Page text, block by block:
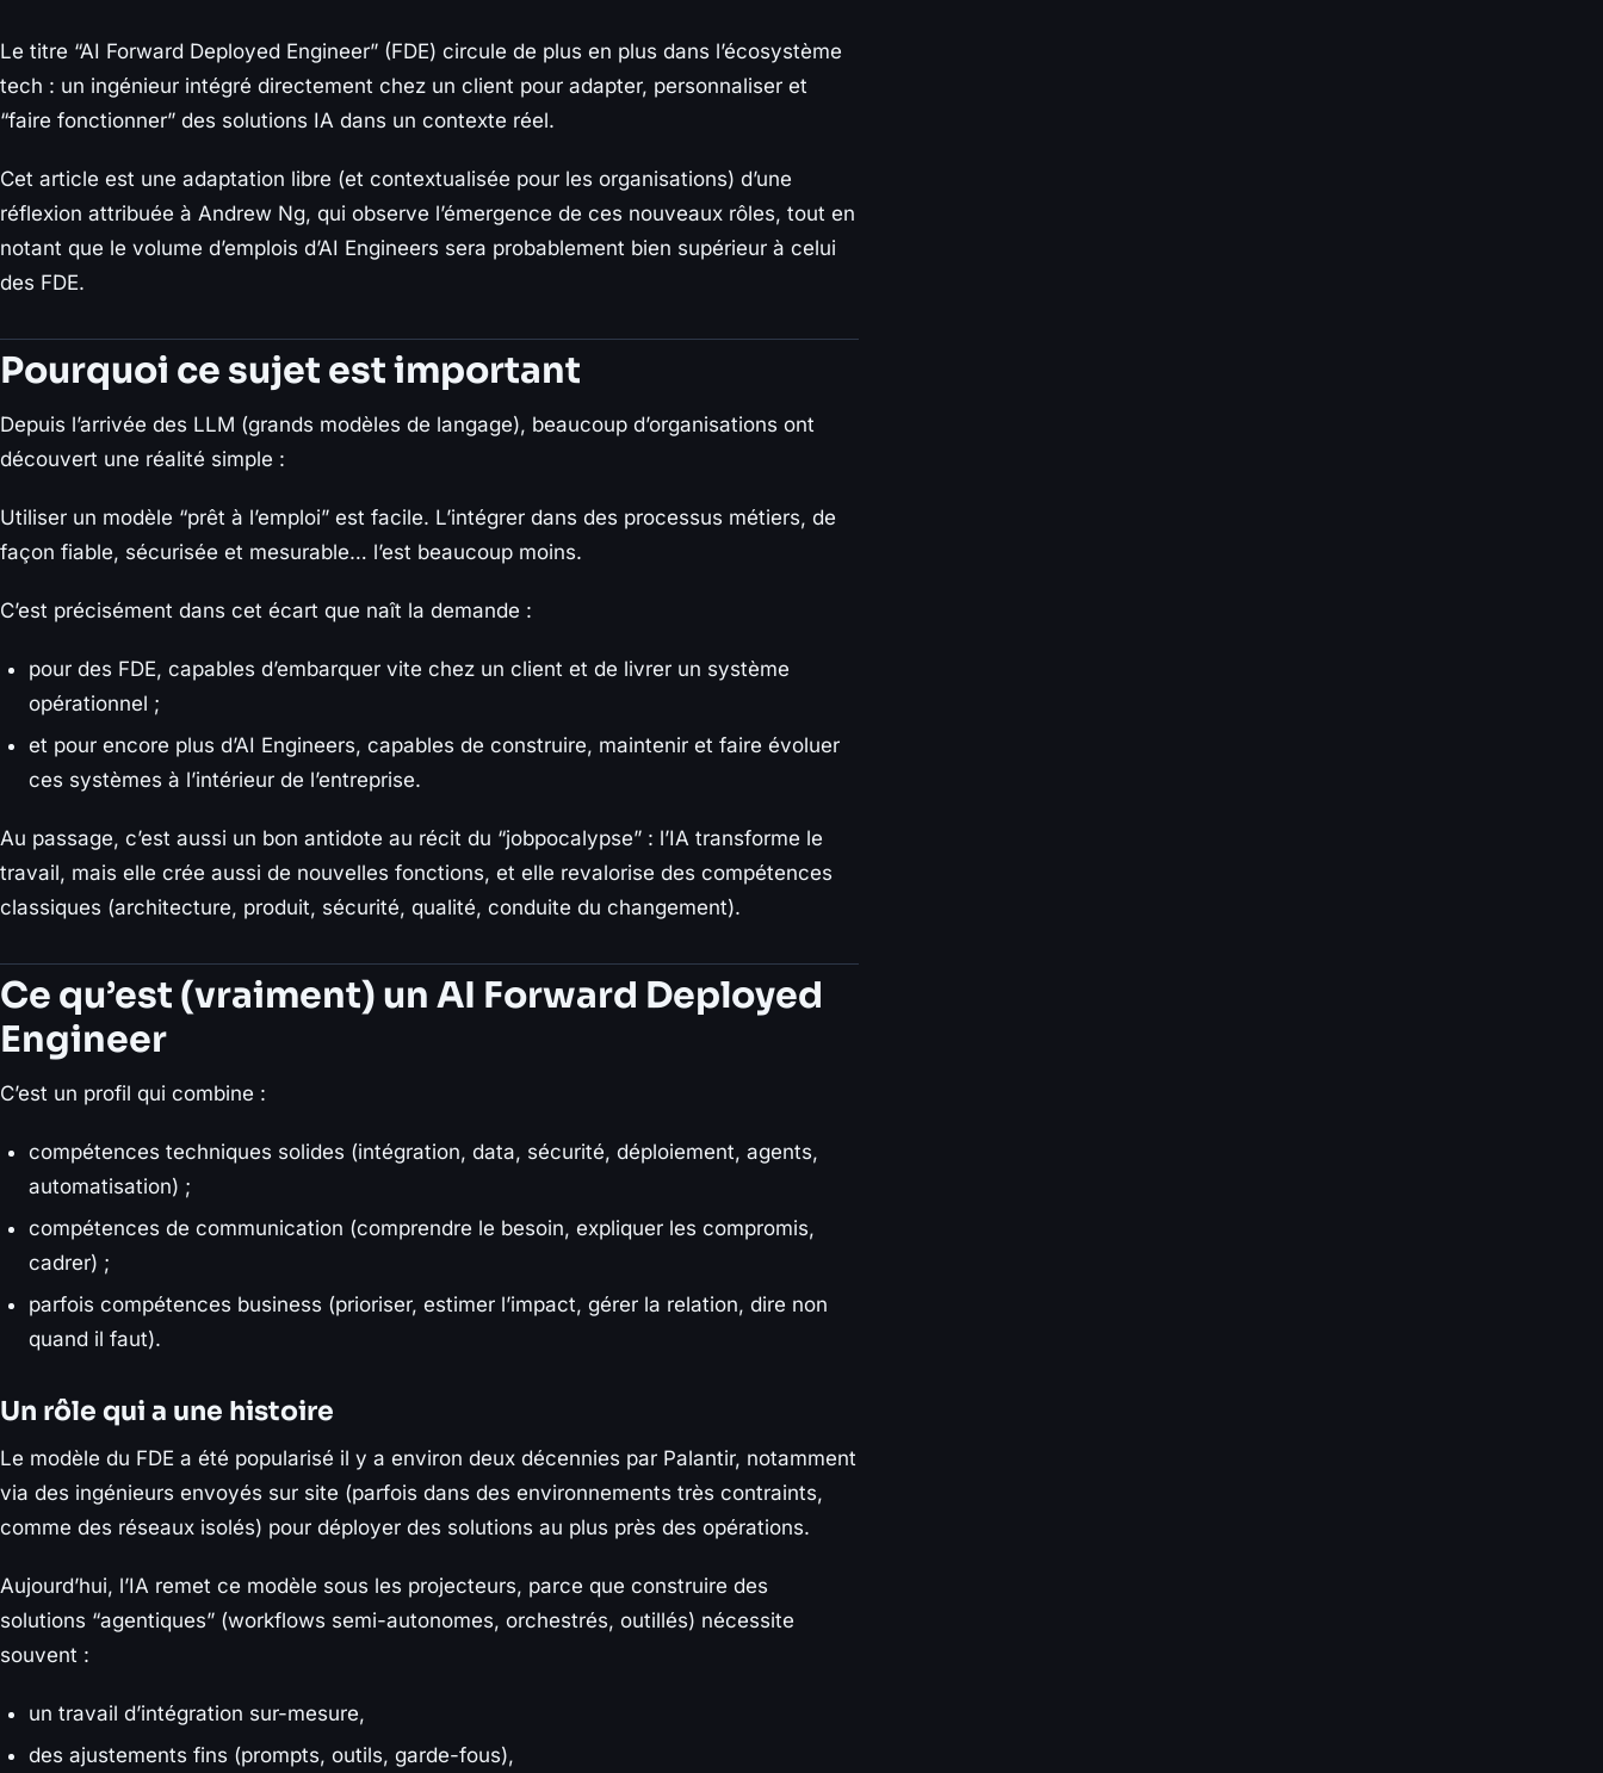
Le titre “AI Forward Deployed Engineer” (FDE) circule de plus en plus dans l’écosystème
tech : un ingénieur intégré directement chez un client pour adapter, personnaliser et
“faire fonctionner” des solutions IA dans un contexte réel.
Cet article est une adaptation libre (et contextualisée pour les organisations) d’une
réflexion attribuée à Andrew Ng, qui observe l’émergence de ces nouveaux rôles, tout en
notant que le volume d’emplois d’AI Engineers sera probablement bien supérieur à celui
des FDE.
Pourquoi ce sujet est important
Depuis l’arrivée des LLM (grands modèles de langage), beaucoup d’organisations ont
découvert une réalité simple :
Utiliser un modèle “prêt à l’emploi” est facile. L’intégrer dans des processus métiers, de
façon fiable, sécurisée et mesurable… l’est beaucoup moins.
C’est précisément dans cet écart que naît la demande :
pour des FDE, capables d’embarquer vite chez un client et de livrer un système
opérationnel ;
et pour encore plus d’AI Engineers, capables de construire, maintenir et faire évoluer
ces systèmes à l’intérieur de l’entreprise.
Au passage, c’est aussi un bon antidote au récit du “jobpocalypse” : l’IA transforme le
travail, mais elle crée aussi de nouvelles fonctions, et elle revalorise des compétences
classiques (architecture, produit, sécurité, qualité, conduite du changement).
Ce qu’est (vraiment) un AI Forward Deployed
Engineer
C’est un profil qui combine :
compétences techniques solides (intégration, data, sécurité, déploiement, agents,
automatisation) ;
compétences de communication (comprendre le besoin, expliquer les compromis,
cadrer) ;
parfois compétences business (prioriser, estimer l’impact, gérer la relation, dire non
quand il faut).
Un rôle qui a une histoire
Le modèle du FDE a été popularisé il y a environ deux décennies par Palantir, notamment
via des ingénieurs envoyés sur site (parfois dans des environnements très contraints,
comme des réseaux isolés) pour déployer des solutions au plus près des opérations.
Aujourd’hui, l’IA remet ce modèle sous les projecteurs, parce que construire des
solutions “agentiques” (workflows semi-autonomes, orchestrés, outillés) nécessite
souvent :
un travail d’intégration sur-mesure,
des ajustements fins (prompts, outils, garde-fous),